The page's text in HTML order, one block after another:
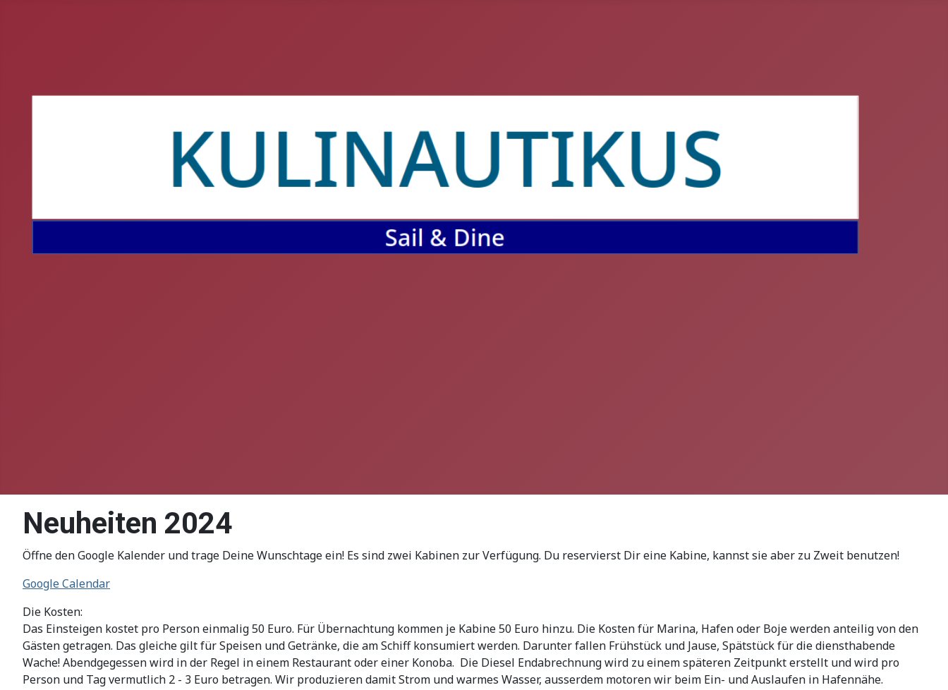
Neuheiten 2024
Öffne den Google Kalender und trage Deine Wunschtage ein! Es sind zwei Kabinen zur Verfügung. Du reservierst Dir eine Kabine, kannst sie aber zu Zweit benutzen!
Google Calendar
Die Kosten:
Das Einsteigen kostet pro Person einmalig 50 Euro. Für Übernachtung kommen je Kabine 50 Euro hinzu. Die Kosten für Marina, Hafen oder Boje werden anteilig von den
Gästen getragen. Das gleiche gilt für Speisen und Getränke, die am Schiff konsumiert werden. Darunter fallen Frühstück und Jause, Spätstück für die diensthabende
Wache! Abendgegessen wird in der Regel in einem Restaurant oder einer Konoba. Die Diesel Endabrechnung wird zu einem späteren Zeitpunkt erstellt und wird pro
Person und Tag vermutlich 2 - 3 Euro betragen. Wir produzieren damit Strom und warmes Wasser, ausserdem motoren wir beim Ein- und Auslaufen in Hafennähe.